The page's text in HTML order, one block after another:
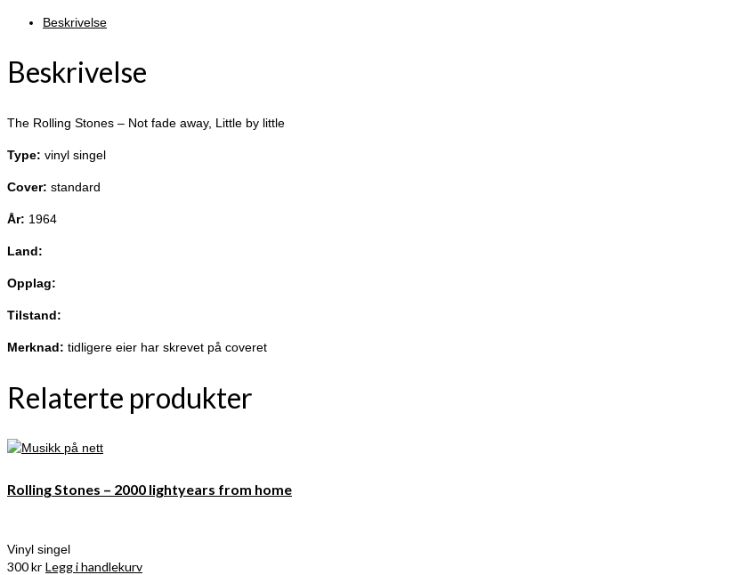
away
Beskrivelse
Beskrivelse
The Rolling Stones – Not fade away, Little by little
Type: vinyl singel
Cover: standard
År: 1964
Land:
Opplag:
Tilstand:
Merknad: tidligere eier har skrevet på coveret
Relaterte produkter
Rolling Stones – 2000 lightyears from home
Vinyl singel
300kr Legg i handlekurv